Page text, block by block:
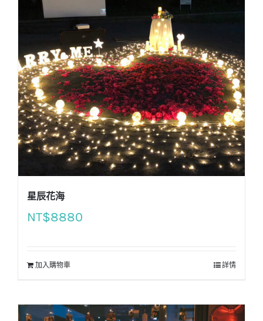
星辰花海
NT$8880
加入購物車 詳情